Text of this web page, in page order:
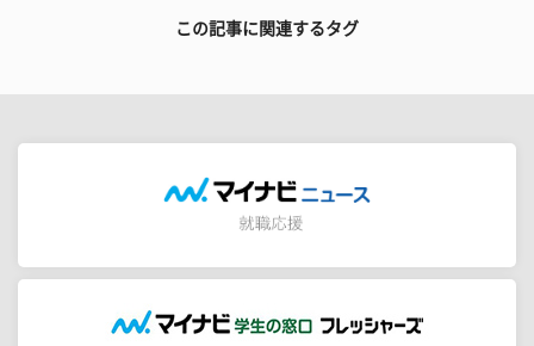
この記事に関連するタグ